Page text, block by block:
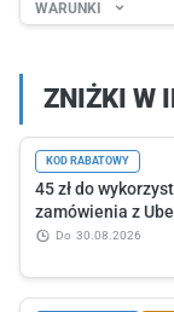
WARUNKI
ZNIŻKI W
KOD RABATOWY
45 zł do
zamówienia z
do 30.08.2026